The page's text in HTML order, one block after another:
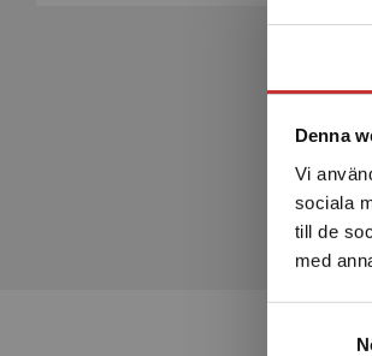
Denna
Vi
sociala
till de
med